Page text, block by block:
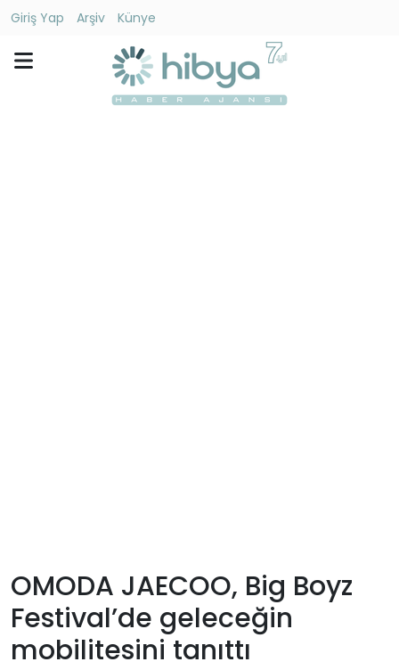
Giriş Yap Arşiv
Künye
Künye
Giriş
Yap
OMODA JAECOO, Big Boyz
Festival’de geleceğin
mobilitesini tanıttı